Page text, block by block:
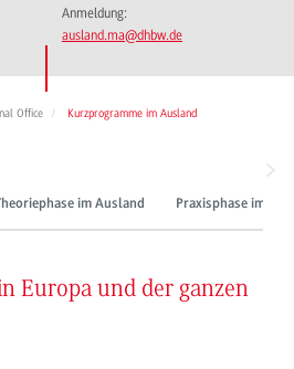
Anmeldung:
ausland.ma@dhbw.de
Office Kurzprogramme im Ausland
im Ausland Praxisphase im
Europa und der ganzen